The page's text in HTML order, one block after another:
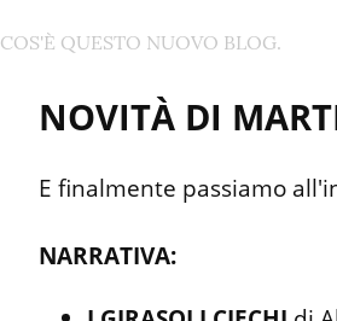
COS'È QUESTO NUOVO BLOG.
NOVITÀ DI
E finalmente passiamo
NARRATIVA: